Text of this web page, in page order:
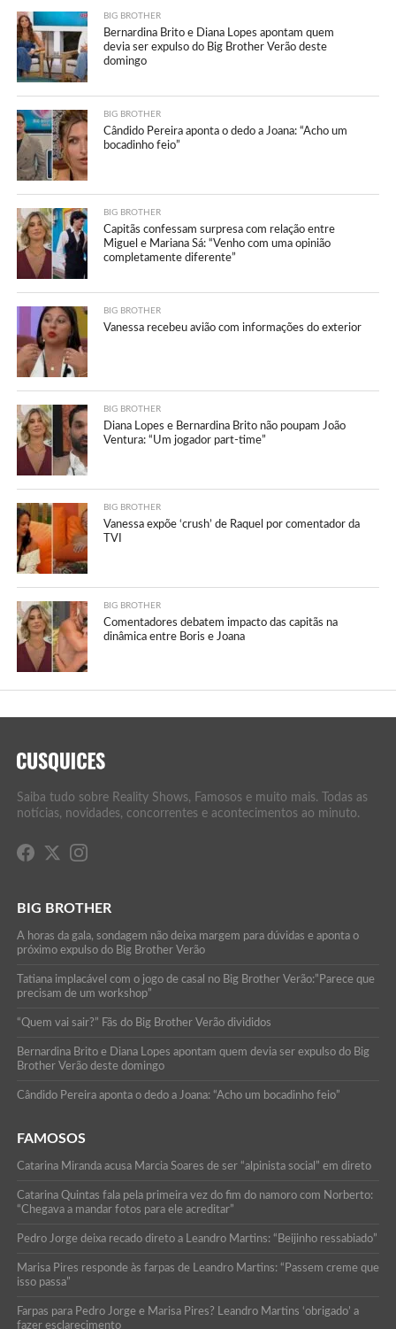
BIG BROTHER
Bernardina Brito e Diana Lopes apontam quem
devia ser expulso do Big Brother Verão deste
domingo
BIG BROTHER
Cândido Pereira aponta o dedo a Joana: “Acho um
bocadinho feio”
BIG BROTHER
Capitãs confessam surpresa com relação entre
Miguel e Mariana Sá: “Venho com uma opinião
completamente diferente”
BIG BROTHER
Vanessa recebeu avião com informações do exterior
BIG BROTHER
Diana Lopes e Bernardina Brito não poupam João
Ventura: “Um jogador part-time”
BIG BROTHER
Vanessa expõe ‘crush’ de Raquel por comentador da
TVI
BIG BROTHER
Comentadores debatem impacto das capitãs na
dinâmica entre Boris e Joana
Saiba tudo sobre Reality Shows, Famosos e muito mais. Todas as
notícias, novidades, concorrentes e acontecimentos ao minuto.
BIG BROTHER
A horas da gala, sondagem não deixa margem para dúvidas e aponta o
próximo expulso do Big Brother Verão
Tatiana implacável com o jogo de casal no Big Brother Verão:”Parece que
precisam de um workshop”
“Quem vai sair?” Fãs do Big Brother Verão divididos
Bernardina Brito e Diana Lopes apontam quem devia ser expulso do Big
Brother Verão deste domingo
Cândido Pereira aponta o dedo a Joana: “Acho um bocadinho feio”
FAMOSOS
Catarina Miranda acusa Marcia Soares de ser “alpinista social” em direto
Catarina Quintas fala pela primeira vez do fim do namoro com Norberto:
“Chegava a mandar fotos para ele acreditar”
Pedro Jorge deixa recado direto a Leandro Martins: “Beijinho ressabiado”
Marisa Pires responde às farpas de Leandro Martins: “Passem creme que
isso passa”
Farpas para Pedro Jorge e Marisa Pires? Leandro Martins ‘obrigado’ a
fazer esclarecimento